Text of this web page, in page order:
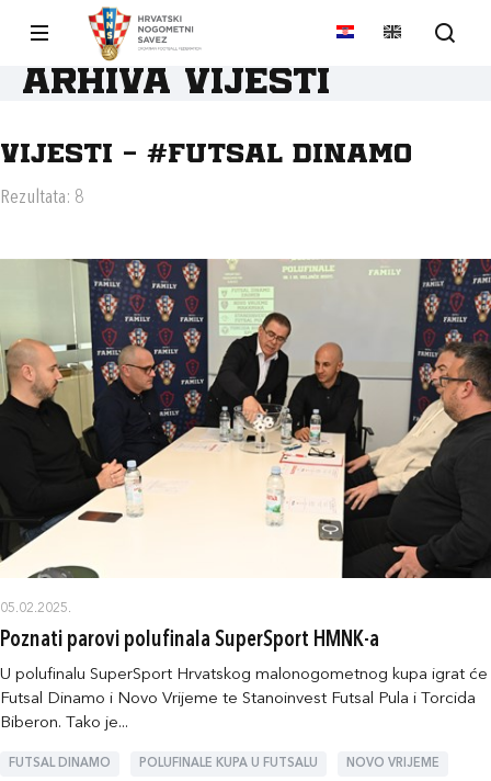
Arhiva vijesti
Vijesti - #FUTSAL DINAMO
Rezultata: 8
05.02.2025.
Poznati parovi polufinala SuperSport HMNK-a
U polufinalu SuperSport Hrvatskog malonogometnog kupa igrat će
Futsal Dinamo i Novo Vrijeme te Stanoinvest Futsal Pula i Torcida
Biberon. Tako je...
FUTSAL DINAMO POLUFINALE KUPA U FUTSALU NOVO VRIJEME